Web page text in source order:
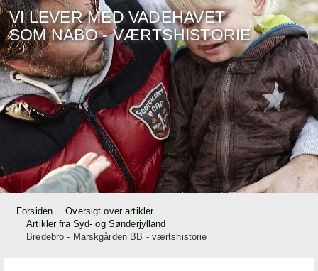
VI LEVER MED VADEHAVET
SOM NABO - VÆRTSHISTORIE
Forsiden
Oversigt over artikler
Artikler fra Syd- og Sønderjylland
Bredebro - Marskgården BB - værtshistorie